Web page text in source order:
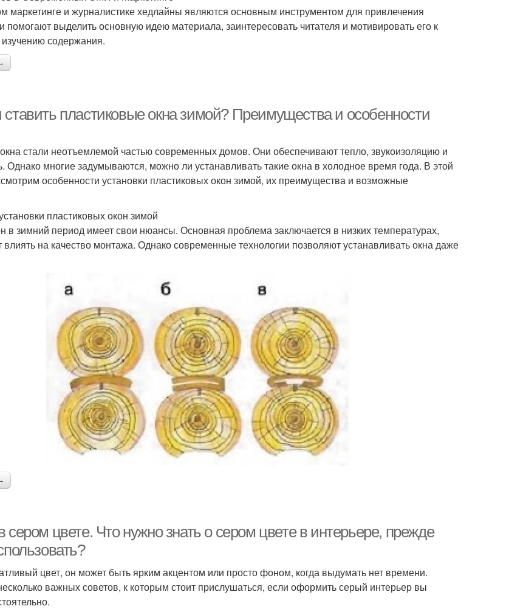
маркетинге и журналистике хедлайны являются основным инструментом для привлечения
помогают выделить основную идею материала, заинтересовать читателя и мотивировать его к
содержания.
пластиковые окна зимой? Преимущества и особенности
стали неотъемлемой частью современных домов. Они обеспечивают тепло, звукоизоляцию и
Однако многие задумываются, можно ли устанавливать такие окна в холодное время года. В этой
особенности установки пластиковых окон зимой, их преимущества и возможные
пластиковых окон зимой
в зимний период имеет свои нюансы. Основная проблема заключается в низких температурах,
влиять на качество монтажа. Однако современные технологии позволяют устанавливать окна даже
сером цвете. Что нужно знать о сером цвете в интерьере, прежде
цвет, он может быть ярким акцентом или просто фоном, когда выдумать нет времени.
важных советов, к которым стоит прислушаться, если оформить серый интерьер вы